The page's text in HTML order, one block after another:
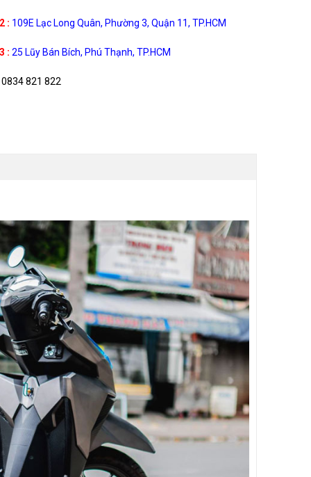
: 109E Lạc Long Quân, Phường 3, Quận 11, TP.HCM
: 25 Lũy Bán Bích, Phú Thạnh, TP.HCM
0834 821 822